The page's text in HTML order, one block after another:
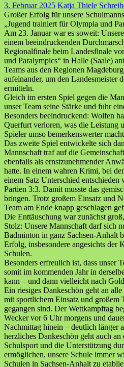
3. Februar 2025 Katja Thiele
Großer Erfolg für unsere
„Jugend trainiert für Olympia und
Am 23. Januar war es soweit:
einem beeindruckenden
Regionalfinale beim Landesfinale
und Paralympics“ in Halle (Saale)
Teams aus den Regionen
aufeinander, um den Landesmeister
ermitteln.
Gleich im ersten Spiel gegen die
unser Team seine Stärke und fuhr
Besonders beeindruckend: Wolfen
Querfurt verloren, was die Leistung
Spieler umso bemerkenswerter
Das zweite Spiel entwickelte sich
Mannschaft traf auf die
ebenfalls als ernstzunehmender
hatte. In einem wahren Krimi, bei
einem Satz Unterschied entschieden
Partien 3:3. Damit musste das
bringen. Trotz großem Einsatz und
Team am Ende knapp geschlagen
Die Enttäuschung war zunächst
Stolz: Unsere Mannschaft darf sich
Badminton in ganz Sachsen-Anhalt
Erfolg, insbesondere angesichts der
Schulen.
Besonders erfreulich ist, dass unser
somit im kommenden Jahr in
kann – und dann vielleicht nach
Ein riesiges Dankeschön geht an
mit sportlichem Einsatz und großem
gegangen sind. Der Wettkampftag
Wecker vor 6 Uhr morgens und
Nachmittag hinein – deutlich länger
herzliches Dankeschön geht auch
Schulsport und die Unterstützung
ermöglichen, unsere Schule immer
Schulen in Sachsen-Anhalt zu